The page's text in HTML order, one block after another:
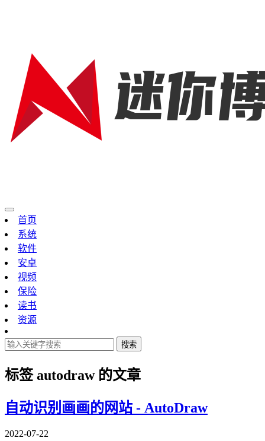
首页
系统
软件
安卓
视频
保险
读书
资源
搜索
标签autodraw的文章
自动识别画画的网站 - AutoDraw
2022-07-22